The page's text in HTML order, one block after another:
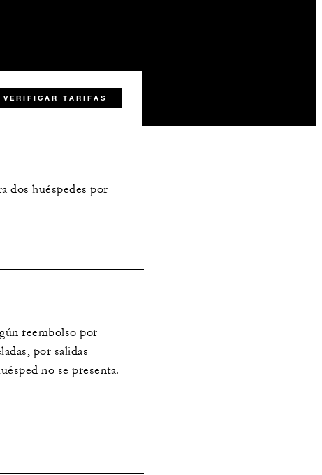
VERIFICAR TARIFAS
dos huéspedes por
reembolso por
por salidas
no se presenta.